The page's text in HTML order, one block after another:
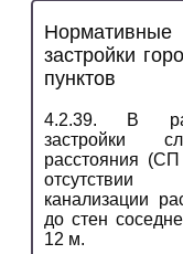
Нормативные
застройки
пунктов
4.2.39. В
застройки
расстояния
отсутствии
канализации
до стен
12 м.